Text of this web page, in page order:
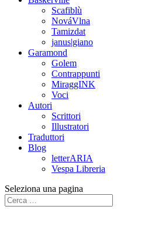
Scafiblù
NováVlna
Tamizdat
janus|giano
Garamond
Golem
Contrappunti
MiraggINK
Voci
Autori
Scrittori
Illustratori
Traduttori
Blog
letterARIA
Vespa Libreria
Seleziona una pagina